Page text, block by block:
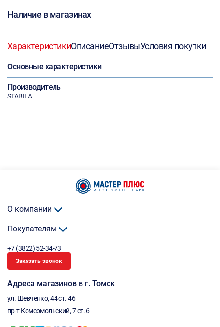
Наличие в магазинах
ХарактеристикиОписаниеОтзывыУсловия покупки
Основные характеристики
Производитель
STABILA
О компании
Покупателям
+7 (3822) 52-34-73
Заказать звонок
Адреса магазинов в г. Томск
ул. Шевченко, 44 ст. 46
пр-т Комсомольский, 7 ст. 6